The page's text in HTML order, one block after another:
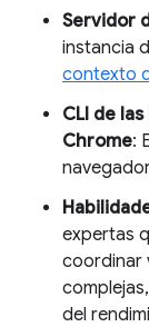
Servidor
instancia
contexto
CLI de
Chrome:
expertas
coordinar
del